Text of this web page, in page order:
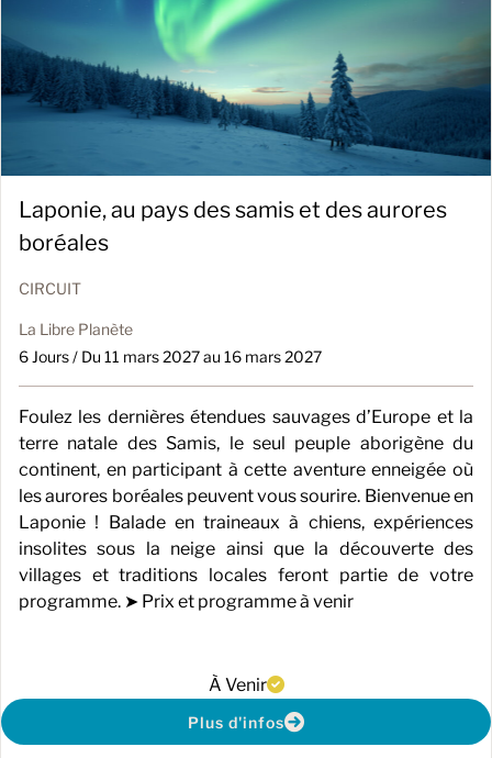
Laponie, au pays des samis et des aurores
boréales
CIRCUIT
La Libre Planète
6 Jours / Du 11 mars 2027 au 16 mars 2027
Foulez les dernières étendues sauvages d’Europe et la
terre natale des Samis, le seul peuple aborigène du
continent, en participant à cette aventure enneigée où
les aurores boréales peuvent vous sourire. Bienvenue en
Laponie ! Balade en traineaux à chiens, expériences
insolites sous la neige ainsi que la découverte des
villages et traditions locales feront partie de votre
programme. ➤ Prix et programme à venir
À Venir
Plus d'infos